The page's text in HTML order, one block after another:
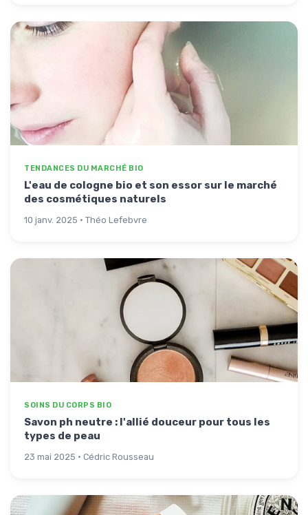
TENDANCES DU MARCHÉ BIO
L'eau de cologne bio et son essor sur le marché
des cosmétiques naturels
10 janv. 2025 · Théo Lefebvre
SOINS DU CORPS BIO
Savon ph neutre : l'allié douceur pour tous les
types de peau
23 mai 2025 · Cédric Rousseau